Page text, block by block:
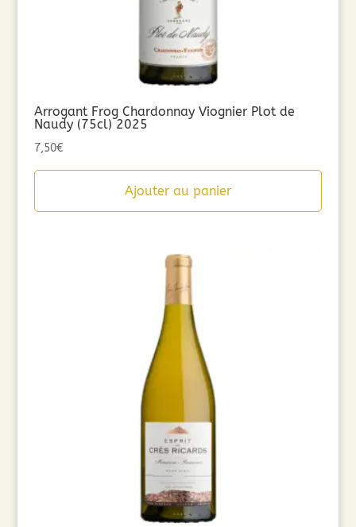
Arrogant Frog Chardonnay Viognier Plot de
Naudy (75cl) 2025
7,50€
Ajouter au panier